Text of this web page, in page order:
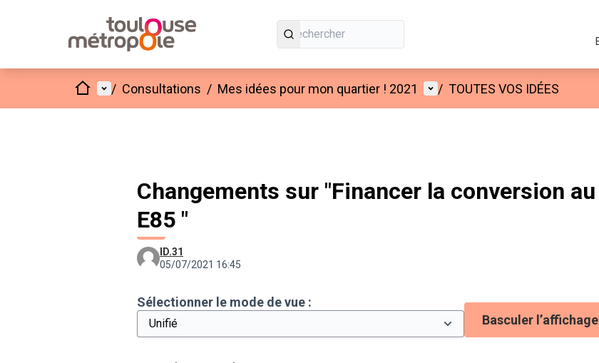
AccueilMenu principal
/ Consultations / Mes idées pour mon quartier ! 2021 Menu utilisateur
/ TOUTES VOS IDÉES
Changements sur "Financer la conversion au
E85 "
ID.31
05/07/2021 16:45
Sélectionner le mode de vue :
Basculer l’affichage